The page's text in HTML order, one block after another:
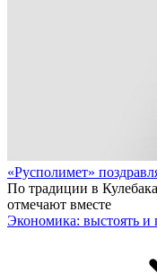
«Русполимет»
По традиции в
отмечают вместе
Экономика: выстоять